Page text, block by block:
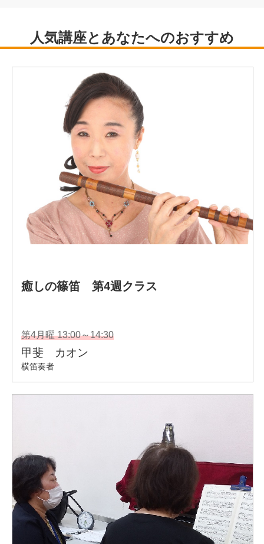
のこもった演奏に定評がある。
英国ロンドンでのイベント「TOKYO DAY」にて獅子舞の
笛演奏、テレビ朝日「女帝薫子」、wowow「沈まぬ太
陽」などのドラマ内で演奏、NHK総合「いっと６けん」
にてミニドキュメントが放送される。
また東京MXテレビ「ひるキュン」にて江戸囃子を近藤サ
ト、田中みな実など出演陣に指導するなどメディアでも活
香音天ユニットでのコンサート活動の他、様々なアーティ
ストとの共演を重ねる。
篠笛の楽譜「癒しの竹笛小曲集」シリーズ6冊出版